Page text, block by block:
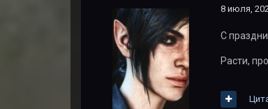
8 июля,
С
Расти,